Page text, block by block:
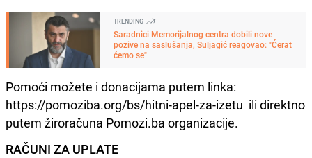
TRENDING
Saradnici Memorijalnog centra dobili nove
pozive na saslušanja, Suljagić reagovao: "Ćerat
ćemo se"
Pomoći možete i donacijama putem linka:
https://pomoziba.org/bs/hitni-apel-za-izetu ili direktno
putem žiroračuna Pomozi.ba organizacije.
RAČUNI ZA UPLATE